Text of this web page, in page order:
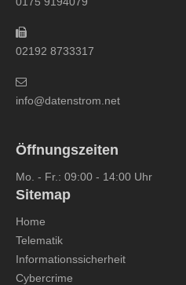
02192 8733317
info@datenstrom.net
Öffnungszeiten
Mo. - Fr.: 09:00 - 14:00 Uhr
Sitemap
Home
Telematik
Informationssicherheit
Cybercrime